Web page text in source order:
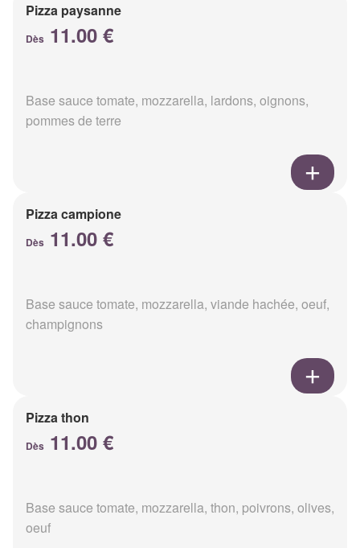
Pizza paysanne
Dès 11.00 €
Base sauce tomate, mozzarella, lardons, oignons,
pommes de terre
Pizza campione
Dès 11.00 €
Base sauce tomate, mozzarella, viande hachée, oeuf,
champignons
Pizza thon
Dès 11.00 €
Base sauce tomate, mozzarella, thon, poivrons, olives,
oeuf